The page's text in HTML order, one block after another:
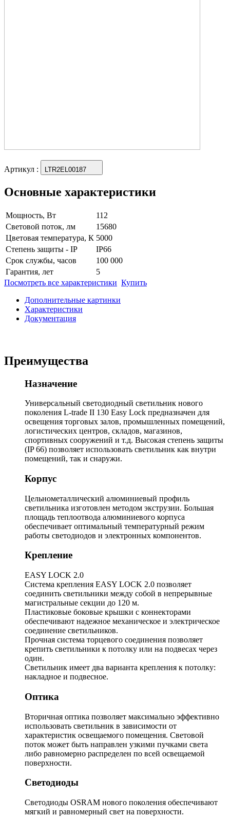
Артикул : LTR2EL00187
Основные характеристики
Мощность, Вт
112
Световой поток, лм
15680
Цветовая температура, К 5000
Степень защиты - IP
IP66
Срок службы, часов
100 000
Гарантия, лет
5
Посмотреть все характеристики Купить
Дополнительные картинки
Характеристики
Документация
Преимущества
Назначение
Универсальный светодиодный светильник нового
поколения L-trade II 130 Easy Lock предназначен для
освещения торговых залов, промышленных помещений,
логистических центров, складов, магазинов,
спортивных сооружений и т.д. Высокая степень защиты
(IP 66) позволяет использовать светильник как внутри
помещений, так и снаружи.
Корпус
Цельнометаллический алюминиевый профиль
светильника изготовлен методом экструзии. Большая
площадь теплоотвода алюминиевого корпуса
обеспечивает оптимальный температурный режим
работы светодиодов и электронных компонентов.
Крепление
EASY LOCK 2.0
Система крепления EASY LOCK 2.0 позволяет
соединить светильники между собой в непрерывные
магистральные секции до 120 м.
Пластиковые боковые крышки с коннекторами
обеспечивают надежное механическое и электрическое
соединение светильников.
Прочная система торцевого соединения позволяет
крепить светильники к потолку или на подвесах через
один.
Светильник имеет два варианта крепления к потолку:
накладное и подвесное.
Оптика
Вторичная оптика позволяет максимально эффективно
использовать светильник в зависимости от
характеристик освещаемого помещения. Световой
поток может быть направлен узкими пучками света
либо равномерно распределен по всей освещаемой
поверхности.
Светодиоды
Светодиоды OSRAM нового поколения обеспечивают
мягкий и равномерный свет на поверхности.